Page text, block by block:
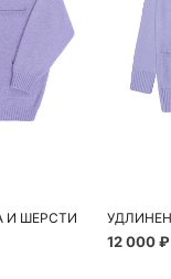
И ШЕРСТИ
12 000 ₽